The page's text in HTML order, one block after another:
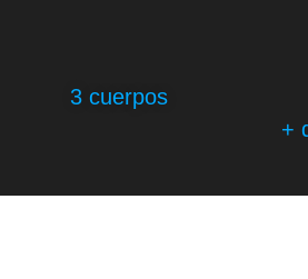
3 cuerpos
+